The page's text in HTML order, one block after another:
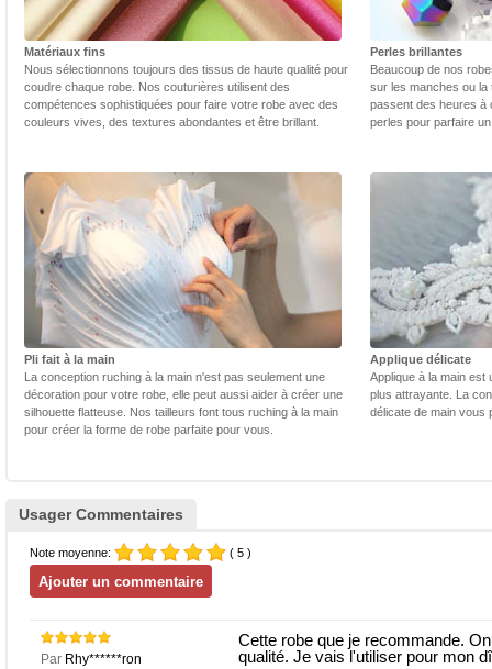
Matériaux fins
Nous sélectionnons toujours des tissus de haute qualité pour
coudre chaque robe. Nos couturières utilisent des
compétences sophistiquées pour faire votre robe avec des
couleurs vives, des textures abondantes et être brillant.
Perles brillantes
Beaucoup de nos
sur les manches ou la
passent des heures à
perles pour parfaire
Pli fait à la main
La conception ruching à la main n'est pas seulement une
décoration pour votre robe, elle peut aussi aider à créer une
silhouette flatteuse. Nos tailleurs font tous ruching à la main
pour créer la forme de robe parfaite pour vous.
Applique délicate
Applique à la main est
plus attrayante. La
délicate de main vous
Usager Commentaires
Note moyenne: ( 5 )
Par Rhy******ron
Cette robe que je recommande.
qualité. Je vais l'utiliser pour mon